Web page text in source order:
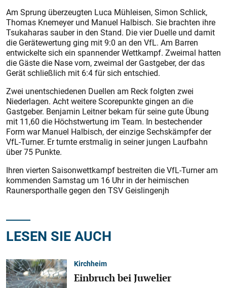
Am Sprung überzeugten Luca Mühleisen, Simon Schlick,
Thomas Knemeyer und Manuel Halbisch. Sie brachten ihre
Tsukaharas sauber in den Stand. Die vier Duelle und damit
die Gerätewertung ging mit 9:0 an den VfL. Am Barren
entwickelte sich ein spannender Wettkampf. Zweimal hatten
die Gäste die Nase vorn, zweimal der Gastgeber, der das
Gerät schließlich mit 6:4 für sich entschied.
Zwei unentschiedenen Duellen am Reck folgten zwei
Niederlagen. Acht weitere Scorepunkte gingen an die
Gastgeber. Benjamin Leitner bekam für seine gute Übung
mit 11,60 die Höchstwertung im Team. In bestechender
Form war Manuel Halbisch, der einzige Sechskämpfer der
VfL-Turner. Er turnte erstmalig in seiner jungen Laufbahn
über 75 Punkte.
Ihren vierten Saisonwettkampf bestreiten die VfL-Turner am
kommenden Samstag um 16 Uhr in der heimischen
Raunersporthalle gegen den TSV Geislingenjh
LESEN SIE AUCH
Kirchheim
Einbruch bei Juwelier